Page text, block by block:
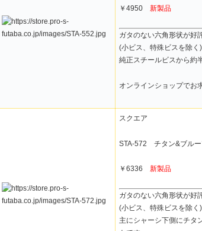
￥4950 新製品
ガタのない六角形状が好
(小ビス、特殊ビスを除く
純正スチールビスから約
オンラインショップでお
スクエア
STA-572 チタン&ブルー
￥6336 新製品
ガタのない六角形状が好
(小ビス、特殊ビスを除く
主にシャーシ下側にチタ